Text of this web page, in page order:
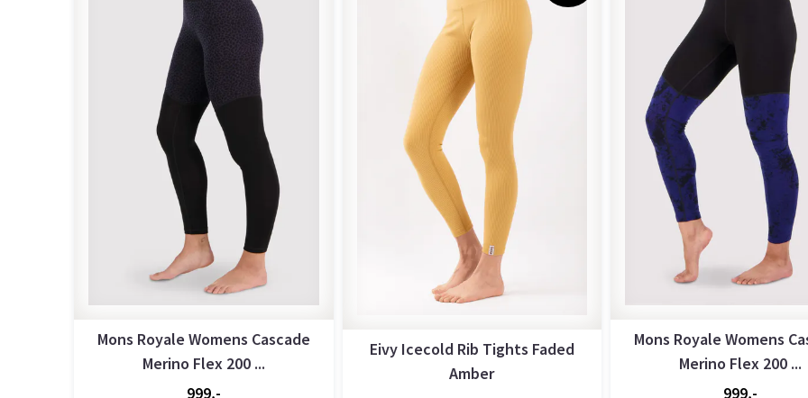
Mons Royale Womens Cascade
Merino Flex 200 ...
999,-
Eivy Icecold Rib Tights Faded
Amber
Mons Royale Womens
Merino Flex 200 ...
999,-